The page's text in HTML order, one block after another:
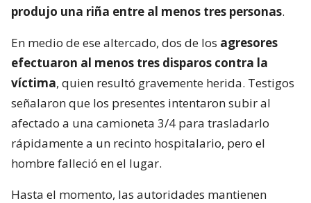
produjo una riña entre al menos tres personas.
En medio de ese altercado, dos de los agresores
efectuaron al menos tres disparos contra la
víctima, quien resultó gravemente herida. Testigos
señalaron que los presentes intentaron subir al
afectado a una camioneta 3/4 para trasladarlo
rápidamente a un recinto hospitalario, pero el
hombre falleció en el lugar.
Hasta el momento, las autoridades mantienen